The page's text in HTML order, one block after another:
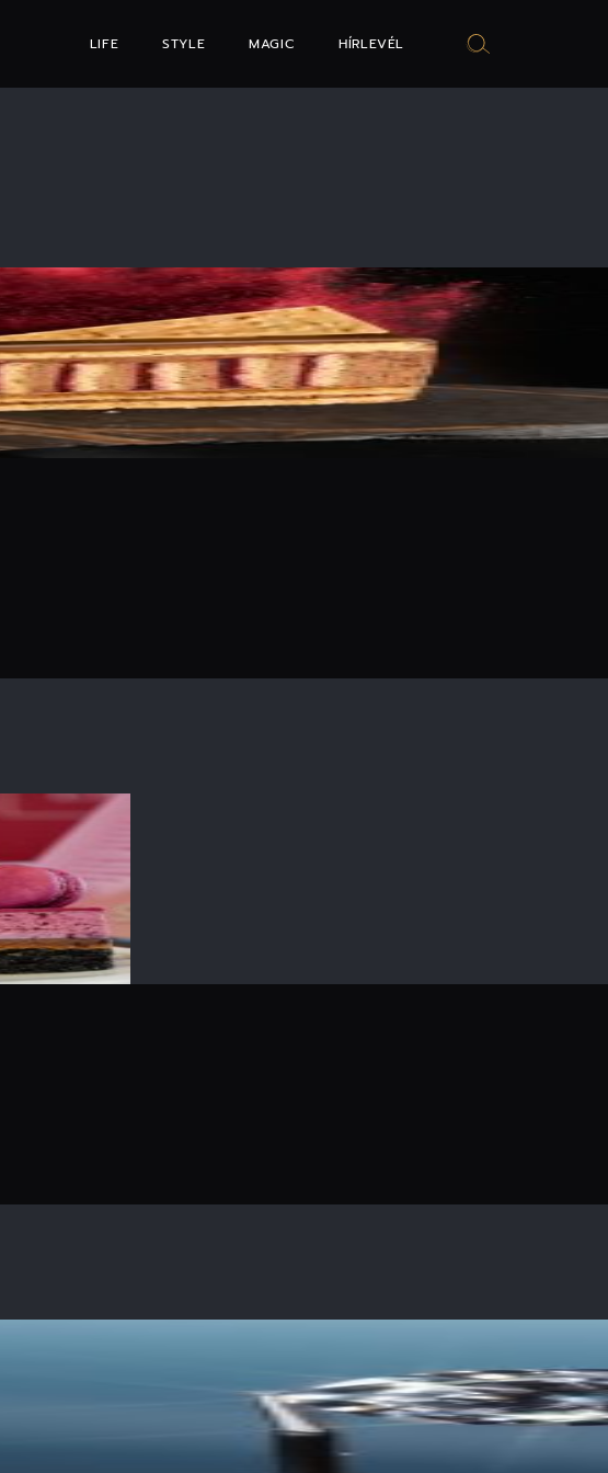
LIFE STYLE MAGIC HÍRLEVÉL